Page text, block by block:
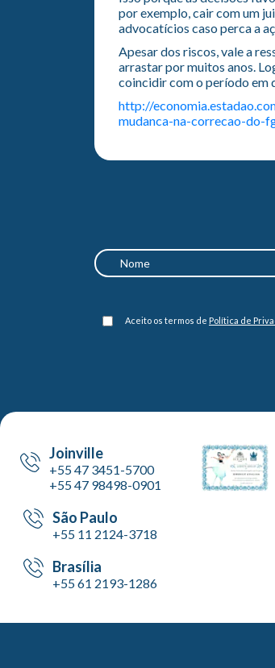
por exemplo, cair com um
advocatícios caso perca a
Apesar dos riscos, vale a
arrastar por muitos anos.
coincidir com o período em
http://
mudanca-na-correcao-do-
Aceito os termos de Política de
Joinville
+55 47 3451-5700
+55 47 98498-0901
São Paulo
+55 11 2124-3718
Brasília
+55 61 2193-1286